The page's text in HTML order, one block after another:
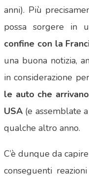
anni). Più
possa sorgere in
confine con la
una buona notizia,
in considerazione
le auto che
USA (e assemblate
qualche altro anno.
C’è dunque da
conseguenti